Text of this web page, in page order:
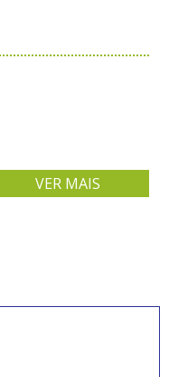
VER MAIS